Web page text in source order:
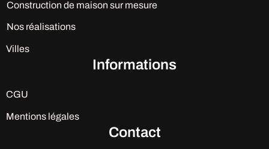
Construction de maison sur mesure
Nos réalisations
Villes
Informations
CGU
Mentions légales
Contact